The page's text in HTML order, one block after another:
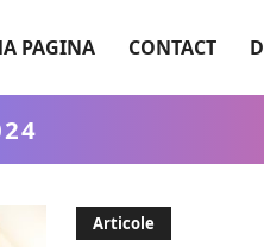
PAGINA CONTACT
Articole